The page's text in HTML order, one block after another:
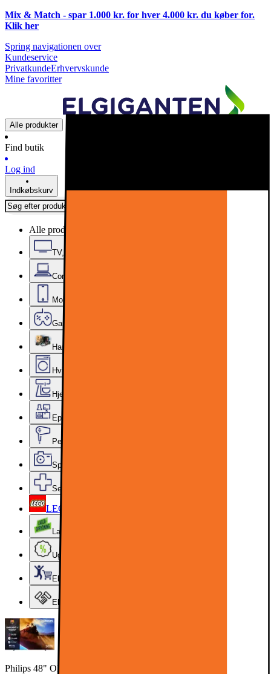
Mix & Match - spar 1.000 kr. for hver 4.000 kr. du køber for.
Klik her
Spring navigationen over
Kundeservice
PrivatkundeErhvervskunde
Mine favoritter
Alle produkter
Find butik
Log ind
Indkøbskurv
Alle produkter
TV, Lyd & Smart Home
Computer & Kontor
Mobil, Tablet & Smartwatch
Gaming
Hardware
Hvidevarer
Hjem, Rengøring & Køkkenudstyr
Epoq køkken & bryggers
Personlig pleje, Skønhed & Velvære
Sport, Fritid & Hobby
Services & tilbehør
LEGO
Lageroprydning
Ugens tilbud - og andre gode priser
Elgigantens Kundeklub
Elgiganten Erhverv
Philips 48" OLED760 4K OLED Smart TV (2025)